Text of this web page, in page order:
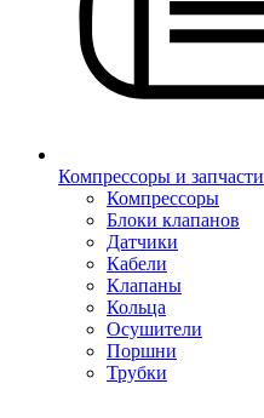
Компрессоры и запчасти
Компрессоры
Блоки клапанов
Датчики
Кабели
Клапаны
Кольца
Осушители
Поршни
Трубки